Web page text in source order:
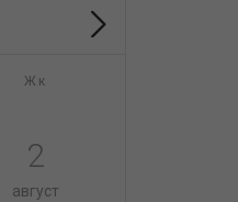
Жк
2
август